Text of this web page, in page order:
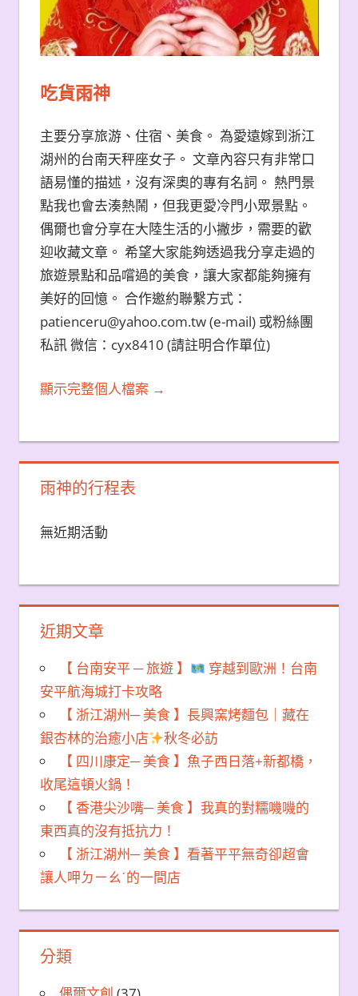
吃貨雨神
主要分享旅游、住宿、美食。 為愛遠嫁到浙江
湖州的台南天秤座女子。 文章內容只有非常口
語易懂的描述，沒有深奧的專有名詞。 熱門景
點我也會去湊熱鬧，但我更愛冷門小眾景點。
偶爾也會分享在大陸生活的小撇步，需要的歡
迎收藏文章。 希望大家能夠透過我分享走過的
旅遊景點和品嚐過的美食，讓大家都能夠擁有
美好的回憶。 合作邀約聯繫方式：
patienceru@yahoo.com.tw (e-mail) 或粉絲團
私訊 微信：cyx8410 (請註明合作單位)
顯示完整個人檔案 →
雨神的行程表
無近期活動
近期文章
【 台南安平 ─ 旅遊 】
穿越到歐洲！台南
安平航海城打卡攻略
【 浙江湖州─ 美食 】長興窯烤麵包｜藏在
銀杏林的治癒小店
秋冬必訪
【 四川康定─ 美食 】魚子西日落+新都橋，
收尾這頓火鍋！
【 香港尖沙嘴─ 美食 】我真的對糯嘰嘰的
東西真的沒有抵抗力！
【 浙江湖州─ 美食 】看著平平無奇卻超會
讓人呷ㄉㄧㄠˊ的一間店
分類